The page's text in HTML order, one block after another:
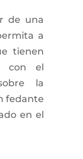
de una
a
tienen
con el
la
fedante
en el